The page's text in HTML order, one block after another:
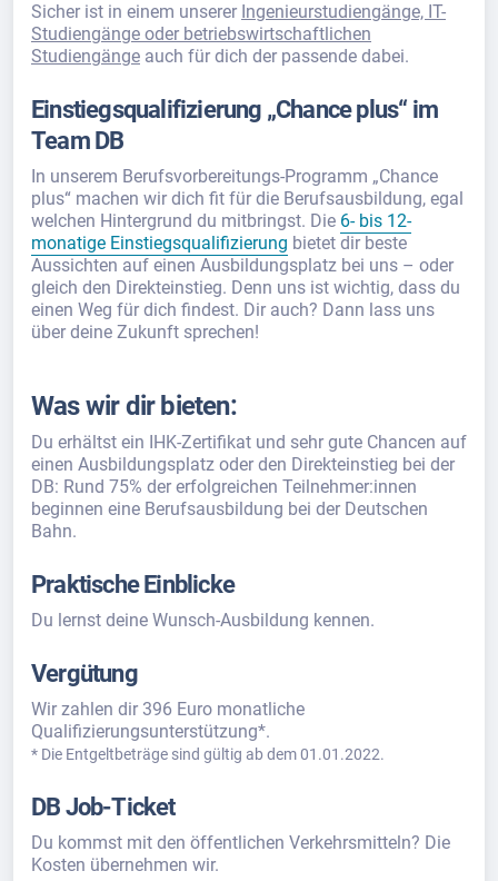
Sicher ist in einem unserer Ingenieurstudiengänge, IT-
Studiengänge oder betriebswirtschaftlichen
Studiengänge auch für dich der passende dabei.
Einstiegsqualifizierung „Chance plus“ im
Team DB
In unserem Berufsvorbereitungs-Programm „Chance
plus“ machen wir dich fit für die Berufsausbildung, egal
welchen Hintergrund du mitbringst. Die 6- bis 12-
monatige Einstiegsqualifizierung bietet dir beste
Aussichten auf einen Ausbildungsplatz bei uns – oder
gleich den Direkteinstieg. Denn uns ist wichtig, dass du
einen Weg für dich findest. Dir auch? Dann lass uns
über deine Zukunft sprechen!
Was wir dir bieten:
Du erhältst ein IHK-Zertifikat und sehr gute Chancen auf
einen Ausbildungsplatz oder den Direkteinstieg bei der
DB: Rund 75% der erfolgreichen Teilnehmer:innen
beginnen eine Berufsausbildung bei der Deutschen
Bahn.
Praktische Einblicke
Du lernst deine Wunsch-Ausbildung kennen.
Vergütung
Wir zahlen dir 396 Euro monatliche
Qualifizierungsunterstützung*.
* Die Entgeltbeträge sind gültig ab dem 01.01.2022.
DB Job-Ticket
Du kommst mit den öffentlichen Verkehrsmitteln? Die
Kosten übernehmen wir.